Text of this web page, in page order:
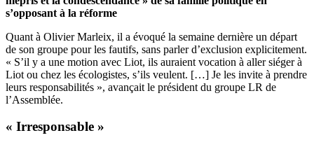
s’opposant à la réforme
Quant à Olivier Marleix, il a évoqué la semaine dernière un départ
de son groupe pour les fautifs, sans parler d’exclusion explicitement.
« S’il y a une motion avec Liot, ils auraient vocation à aller siéger à
Liot ou chez les écologistes, s’ils veulent. […] Je les invite à prendre
leurs responsabilités », avançait le président du groupe LR de
l’Assemblée.
« Irresponsable »